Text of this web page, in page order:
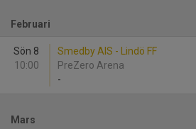
Februari
Sön 8
10:00
Smedby AIS - Lindö FF
PreZero Arena
-
Mars